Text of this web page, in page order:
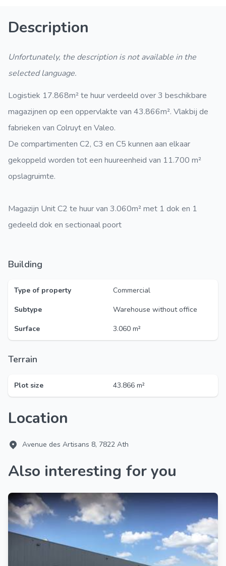
Description
Unfortunately, the description is not available in the
selected language.
Logistiek 17.868m² te huur verdeeld over 3 beschikbare
magazijnen op een oppervlakte van 43.866m². Vlakbij de
fabrieken van Colruyt en Valeo.
De compartimenten C2, C3 en C5 kunnen aan elkaar
gekoppeld worden tot een huureenheid van 11.700 m²
opslagruimte.
Magazijn Unit C2 te huur van 3.060m² met 1 dok en 1
gedeeld dok en sectionaal poort
Building
Type of property
Commercial
Subtype
Warehouse without office
Surface
3.060 m²
Terrain
Plot size 43.866 m²
Location
Avenue des Artisans 8, 7822 Ath
Also interesting for you